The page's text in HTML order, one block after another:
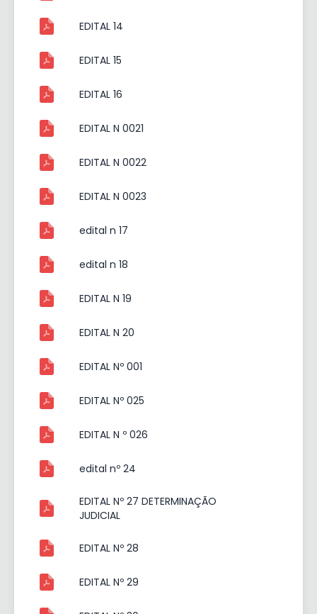
EDITAL 14
EDITAL 15
EDITAL 16
EDITAL N 0021
EDITAL N 0022
EDITAL N 0023
edital n 17
edital n 18
EDITAL N 19
EDITAL N 20
EDITAL Nº 001
EDITAL Nº 025
EDITAL N º 026
edital nº 24
EDITAL Nº 27 DETERMINAÇÃO
JUDICIAL
EDITAL Nº 28
EDITAL Nº 29